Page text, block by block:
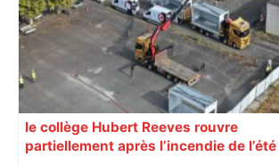
le collège Hubert Reeves rouvre
partiellement après l’incendie de l’été